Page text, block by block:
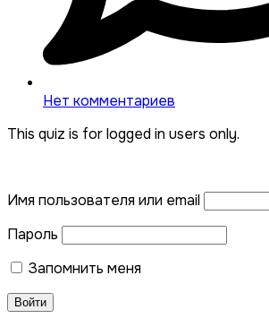
Нет комментариев
This quiz is for logged in users only.
Имя пользователя или email
Пароль
Запомнить меня